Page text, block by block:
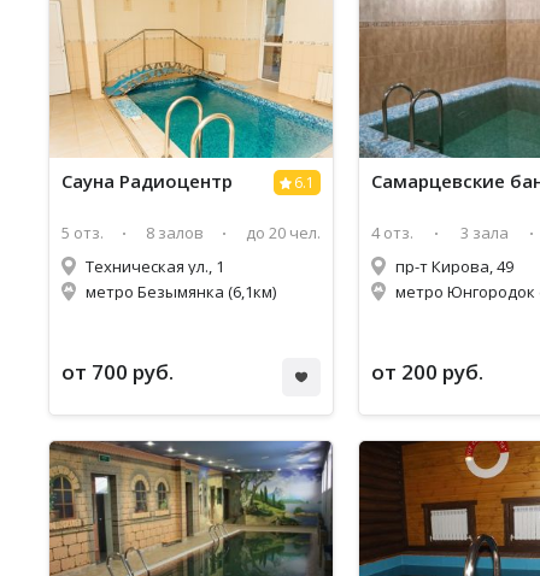
6.1
Сауна Радиоцентр
5 отз. 8 залов
до 20 чел.
Техническая ул., 1
метро Безымянка (6,1км)
от 700 руб.
Самарцевские
4 отз.
3 зала
пр-т Кирова, 49
метро Юнгородок
от 200 руб.